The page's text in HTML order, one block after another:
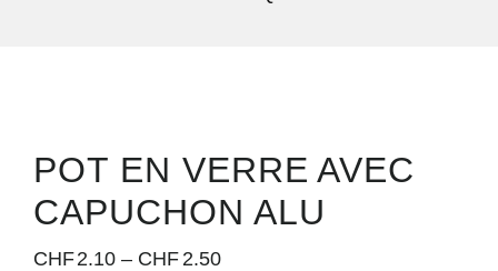
POT EN VERRE AVEC
CAPUCHON ALU
CHF2.10 – CHF 2.50